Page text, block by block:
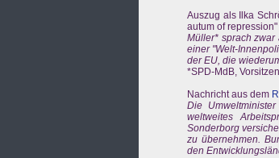
Auszug als Ilka
autum of
Müller* sprach zwar
einer "Welt-
der EU, die
*SPD-MdB,
Nachricht aus dem
Die
weltweites
Sonderborg
zu übernehmen.
den